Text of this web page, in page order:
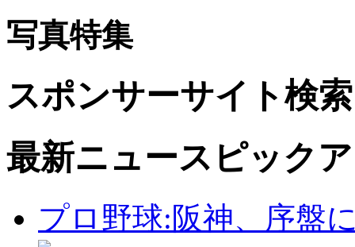
写真特集
スポンサーサイト検索
最新ニュースピック
プロ野球:阪神、序盤